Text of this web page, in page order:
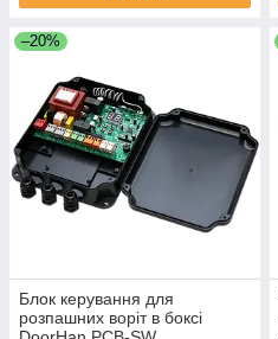
–20%
Блок керування для
розпашних воріт в боксі